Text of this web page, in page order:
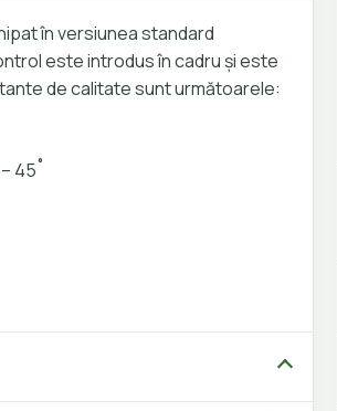
în versiunea standard
este introdus în cadru și este
de calitate sunt următoarele:
45˚